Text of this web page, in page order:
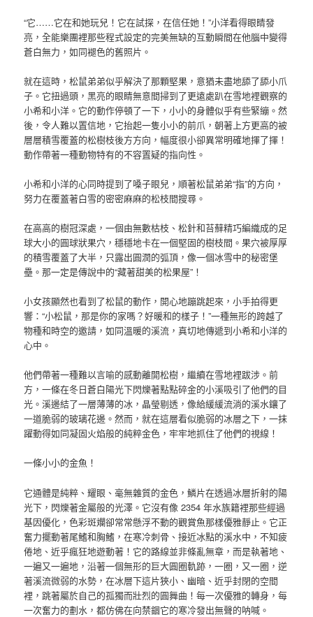
“它……它在和她玩兒！它在試探，在信任她！”小洋看得眼睛發
亮，全能樂團裡那些程式設定的完美無缺的互動瞬間在他腦中變得
蒼白無力，如同褪色的舊照片。
就在這時，松鼠弟弟似乎解決了那顆堅果，意猶未盡地舔了舔小爪
子。它扭過頭，黑亮的眼睛無意間掃到了更遠處趴在雪地裡觀察的
小希和小洋。它的動作停頓了一下，小小的身體似乎有些緊繃。然
後，令人難以置信地，它抬起一隻小小的前爪，朝著上方更高的被
層層積雪覆蓋的松樹枝後方方向，幅度很小卻異常明確地揮了揮！
動作帶著一種動物特有的不容置疑的指向性。
小希和小洋的心同時提到了嗓子眼兒，順著松鼠弟弟“指”的方向，
努力在覆蓋著白雪的密密麻麻的松枝間搜尋。
在高高的樹冠深處，一個由無數枯枝、松針和苔蘚精巧編織成的足
球大小的圓球狀果穴，穩穩地卡在一個堅固的樹枝間。果穴被厚厚
的積雪覆蓋了大半，只露出圓潤的弧頂，像一個冰雪中的秘密堡
壘。那一定是傳說中的“藏著甜美的松果屋”！
小女孩顯然也看到了松鼠的動作，開心地蹦跳起來，小手拍得更
響：“小松鼠，那是你的家嗎？好暖和的樣子！”一種無形的跨越了
物種和時空的邀請，如同溫暖的溪流，真切地傳遞到小希和小洋的
心中。
他們帶著一種難以言喻的感動離開松樹，繼續在雪地裡跋涉。前
方，一條在冬日蒼白陽光下閃爍著點點碎金的小溪吸引了他們的目
光。溪邊結了一層薄薄的冰，晶瑩剔透，像給緩緩流淌的溪水鑲了
一道脆弱的玻璃花邊。然而，就在這層看似脆弱的冰層之下，一抹
躍動得如同凝固火焰般的純粹金色，牢牢地抓住了他們的視線！
一條小小的金魚！
它通體是純粹、耀眼、毫無雜質的金色，鱗片在透過冰層折射的陽
光下，閃爍著金屬般的光澤。它沒有像 2354 年水族籍裡那些經過
基因優化，色彩斑斕卻常常懸浮不動的觀賞魚那樣優雅靜止。它正
奮力擺動著尾鰭和胸鰭，在寒冷刺骨、接近冰點的溪水中，不知疲
倦地、近乎瘋狂地遊動著！它的路線並非條亂無章，而是執著地、
一遍又一遍地，沿著一個無形的巨大圓圈軌跡，一圈，又一圈，逆
著溪流微弱的水勢，在冰層下這片狹小、幽暗、近乎封閉的空間
裡，跳著屬於自己的孤獨而壯烈的圓舞曲！每一次優雅的轉身，每
一次奮力的劃水，都仿佛在向禁錮它的寒冷發出無聲的呐喊。